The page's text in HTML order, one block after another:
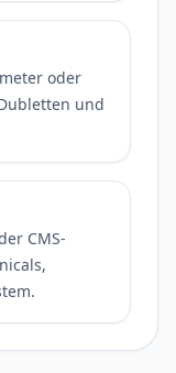
oder
und
CMS-